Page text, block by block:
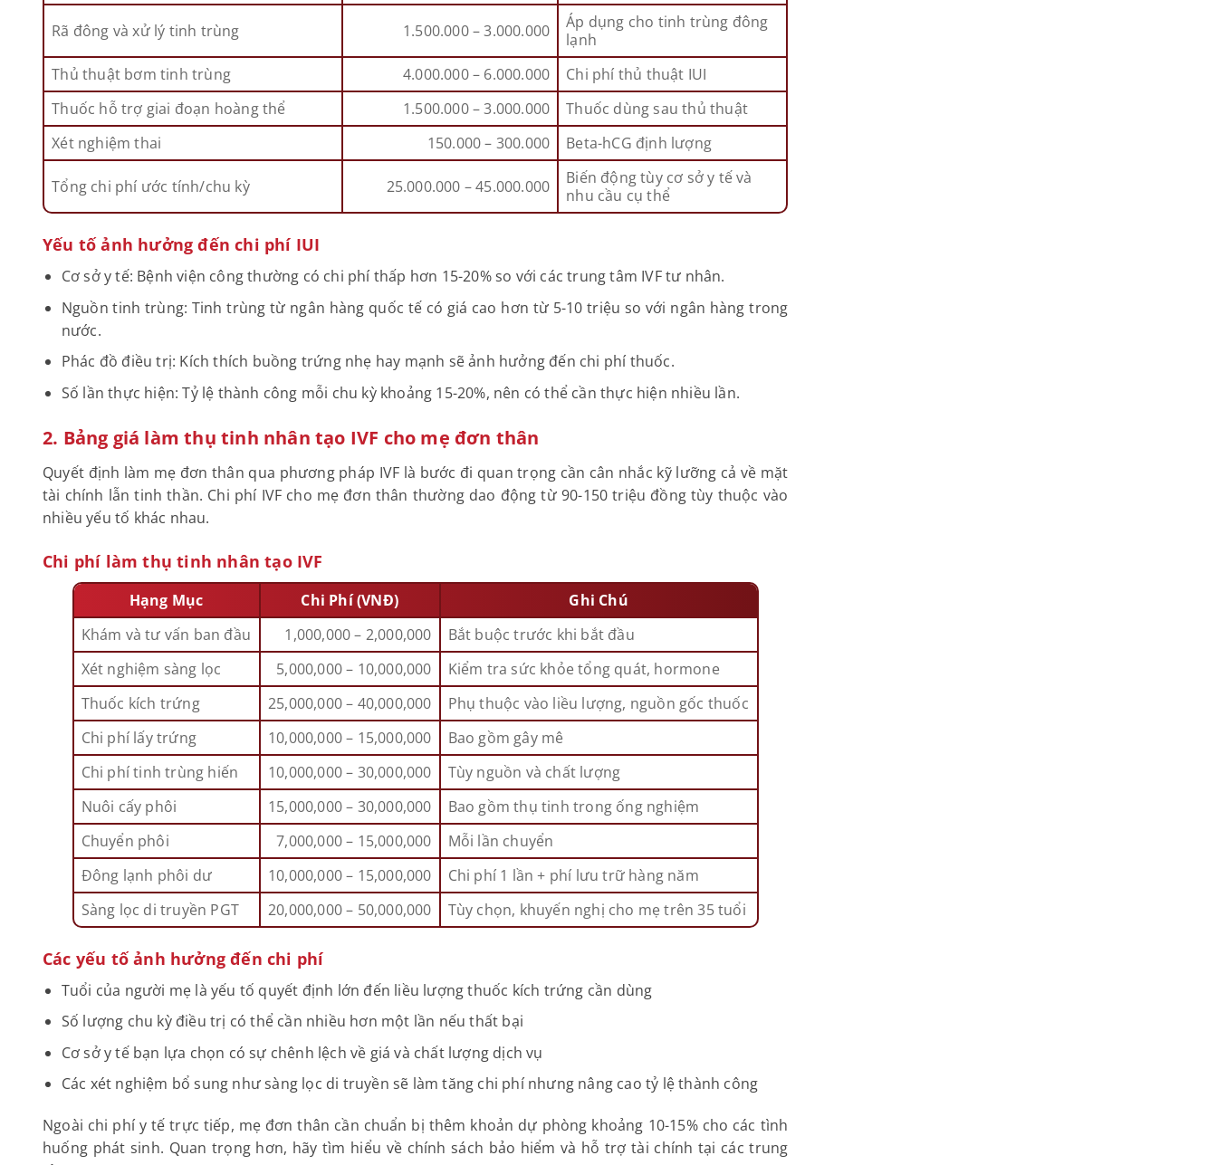
Rã đông và xử lý tinh trùng 1.500.000 – 3.000.000
Áp dụng cho tinh trùng đông
lạnh
Thủ thuật bơm tinh trùng
4.000.000 – 6.000.000
Chi phí thủ thuật IUI
Thuốc hỗ trợ giai đoạn hoàng thể
1.500.000 – 3.000.000
Thuốc dùng sau thủ thuật
Xét nghiệm thai
150.000 – 300.000 Beta-hCG định lượng
Tổng chi phí ước tính/chu kỳ 25.000.000 – 45.000.000
Biến động tùy cơ sở y tế và
nhu cầu cụ thể
Yếu tố ảnh hưởng đến chi phí IUI
Cơ sở y tế: Bệnh viện công thường có chi phí thấp hơn 15-20% so với các trung tâm IVF tư nhân.
Nguồn tinh trùng: Tinh trùng từ ngân hàng quốc tế có giá cao hơn từ 5-10 triệu so với ngân hàng trong
nước.
Phác đồ điều trị: Kích thích buồng trứng nhẹ hay mạnh sẽ ảnh hưởng đến chi phí thuốc.
Số lần thực hiện: Tỷ lệ thành công mỗi chu kỳ khoảng 15-20%, nên có thể cần thực hiện nhiều lần.
2. Bảng giá làm thụ tinh nhân tạo IVF cho mẹ đơn thân
Quyết định làm mẹ đơn thân qua phương pháp IVF là bước đi quan trọng cần cân nhắc kỹ lưỡng cả về mặt
tài chính lẫn tinh thần. Chi phí IVF cho mẹ đơn thân thường dao động từ 90-150 triệu đồng tùy thuộc vào
nhiều yếu tố khác nhau.
Chi phí làm thụ tinh nhân tạo IVF
Hạng Mục Chi Phí (VNĐ)
Ghi Chú
Khám và tư vấn ban đầu
1,000,000 – 2,000,000
Bắt buộc trước khi bắt đầu
Xét nghiệm sàng lọc
5,000,000 – 10,000,000
Kiểm tra sức khỏe tổng quát, hormone
Thuốc kích trứng
25,000,000 – 40,000,000
Phụ thuộc vào liều lượng, nguồn gốc thuốc
Chi phí lấy trứng
10,000,000 – 15,000,000
Bao gồm gây mê
Chi phí tinh trùng hiến
10,000,000 – 30,000,000
Tùy nguồn và chất lượng
Nuôi cấy phôi
15,000,000 – 30,000,000
Bao gồm thụ tinh trong ống nghiệm
Chuyển phôi
7,000,000 – 15,000,000
Mỗi lần chuyển
Đông lạnh phôi dư
10,000,000 – 15,000,000
Chi phí 1 lần + phí lưu trữ hàng năm
Sàng lọc di truyền PGT
20,000,000 – 50,000,000 Tùy chọn, khuyến nghị cho mẹ trên 35 tuổi
Các yếu tố ảnh hưởng đến chi phí
Tuổi của người mẹ là yếu tố quyết định lớn đến liều lượng thuốc kích trứng cần dùng
Số lượng chu kỳ điều trị có thể cần nhiều hơn một lần nếu thất bại
Cơ sở y tế bạn lựa chọn có sự chênh lệch về giá và chất lượng dịch vụ
Các xét nghiệm bổ sung như sàng lọc di truyền sẽ làm tăng chi phí nhưng nâng cao tỷ lệ thành công
Ngoài chi phí y tế trực tiếp, mẹ đơn thân cần chuẩn bị thêm khoản dự phòng khoảng 10-15% cho các tình
huống phát sinh. Quan trọng hơn, hãy tìm hiểu về chính sách bảo hiểm và hỗ trợ tài chính tại các trung